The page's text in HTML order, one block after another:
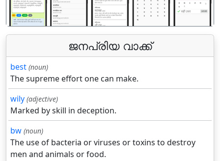
ജനപ്രിയ വാക്ക്
best (noun)
The supreme effort one can make.
wily (adjective)
Marked by skill in deception.
bw (noun)
The use of bacteria or viruses or toxins to destroy
men and animals or food.